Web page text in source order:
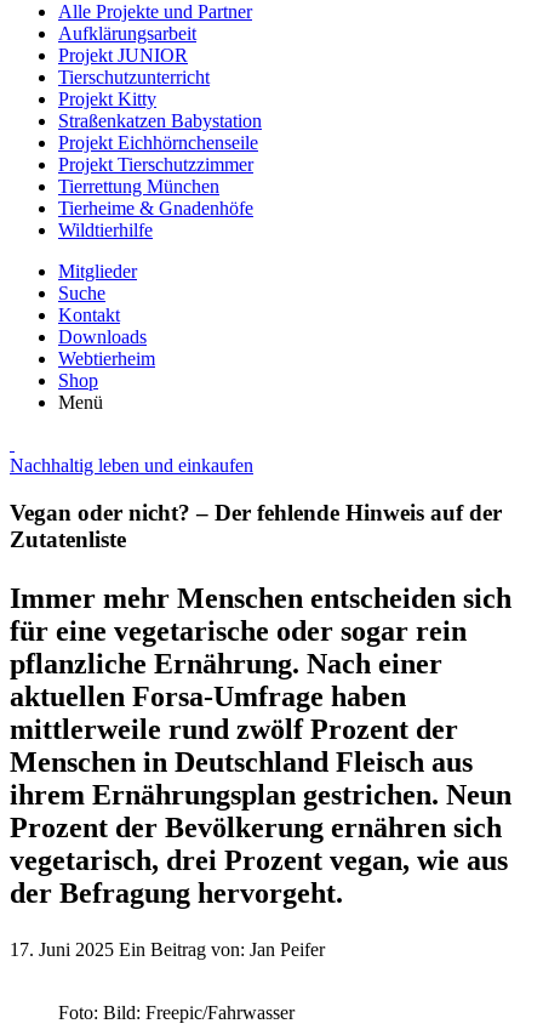
Alle Projekte und Partner
Aufklärungsarbeit
Projekt JUNIOR
Tierschutzunterricht
Projekt Kitty
Straßenkatzen Babystation
Projekt Eichhörnchenseile
Projekt Tierschutzzimmer
Tierrettung München
Tierheime & Gnadenhöfe
Wildtierhilfe
Mitglieder
Suche
Kontakt
Downloads
Webtierheim
Shop
Menü
Nachhaltig leben und einkaufen
Vegan oder nicht? – Der fehlende Hinweis auf der
Zutatenliste
Immer mehr Menschen entscheiden sich
für eine vegetarische oder sogar rein
pflanzliche Ernährung. Nach einer
aktuellen Forsa-Umfrage haben
mittlerweile rund zwölf Prozent der
Menschen in Deutschland Fleisch aus
ihrem Ernährungsplan gestrichen. Neun
Prozent der Bevölkerung ernähren sich
vegetarisch, drei Prozent vegan, wie aus
der Befragung hervorgeht.
17. Juni 2025 Ein Beitrag von: Jan Peifer
Foto: Bild: Freepic/Fahrwasser